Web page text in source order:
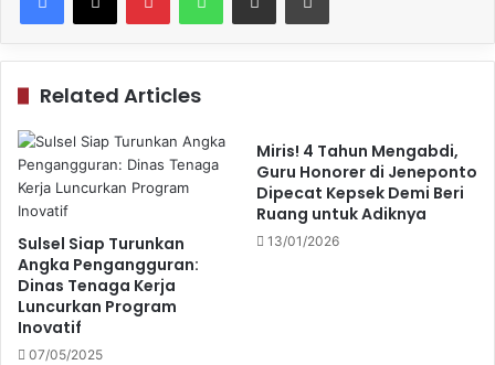
Related Articles
Sulsel Siap Turunkan
Angka Pengangguran:
Dinas Tenaga Kerja
Luncurkan Program
Inovatif
07/05/2025
Miris! 4 Tahun Mengabdi,
Guru Honorer di Jeneponto
Dipecat Kepsek Demi Beri
Ruang untuk Adiknya
13/01/2026